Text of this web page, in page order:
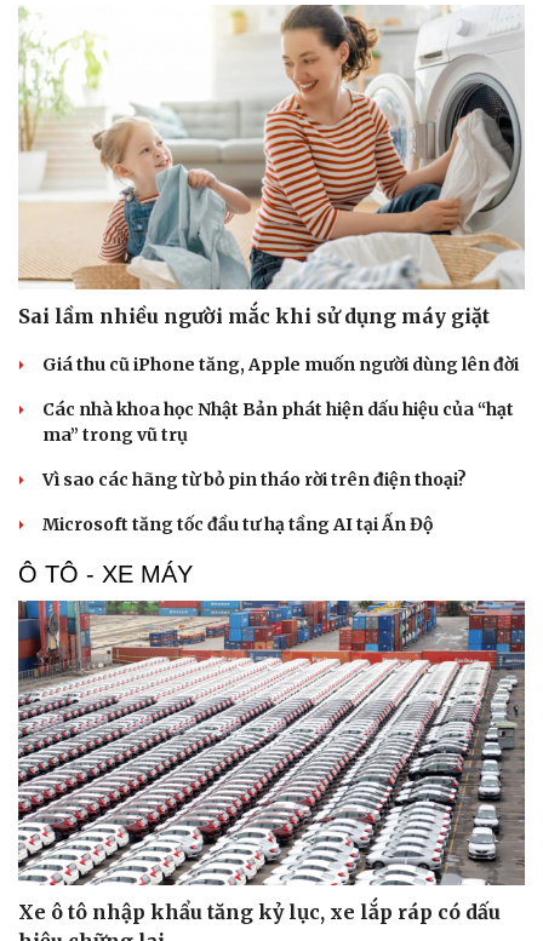
Văn hóa
Sân khấu - Điện ảnh
Âm nhạc
Nghệ sĩ
Sao Việt
Sai lầm nhiều người mắc khi sử dụng máy giặt
Giá thu cũ iPhone tăng, Apple muốn người dùng lên đời
Các nhà khoa học Nhật Bản phát hiện dấu hiệu của “hạt
ma” trong vũ trụ
Vì sao các hãng từ bỏ pin tháo rời trên điện thoại?
Microsoft tăng tốc đầu tư hạ tầng AI tại Ấn Độ
Ô TÔ - XE MÁY
Xe ô tô nhập khẩu tăng kỷ lục, xe lắp ráp có dấu